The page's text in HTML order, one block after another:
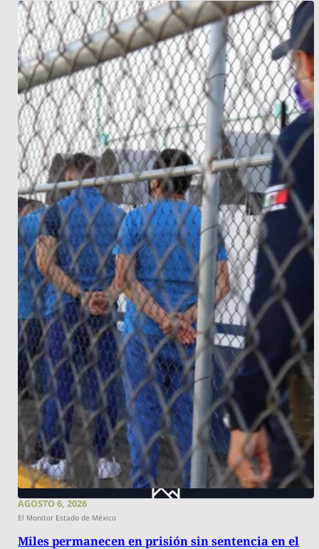
AGOSTO 6, 2026
El Monitor Estado de México
Miles permanecen en prisión sin sentencia en el